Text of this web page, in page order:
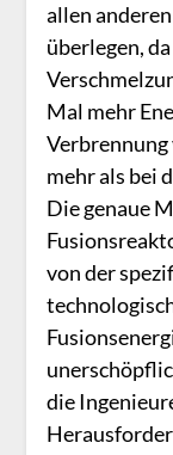
allen
überlegen,
Mal mehr
Verbrennung
mehr als bei
Die genaue
von der
die